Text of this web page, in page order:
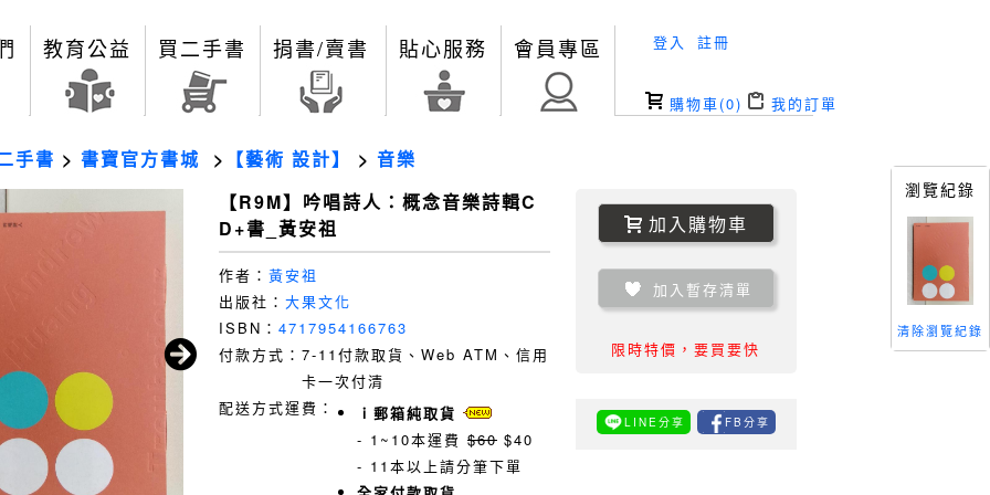
教育公益 買二手書 捐書/賣書 貼心服務 會員專區 登入 註冊
購物車(0) 我的訂單
手書 > 書寶官方書城 > 【藝術 設計】 > 音樂
【R9M】吟唱詩人：概念音樂詩輯C
D+書_黃安祖
作者： 黃安祖
出版社： 大果文化
ISBN： 4717954166763
付款方式： 7-11付款取貨、Web ATM、信用
卡一次付清
配送方式運費：
ｉ郵箱純取貨
- 1~10本運費 $60 $40
- 11本以上請分筆下單
加入購物車
加入暫存清單
限時特價，要買要快
LINE分享 FB分享
瀏覽紀錄
清除瀏覽紀錄